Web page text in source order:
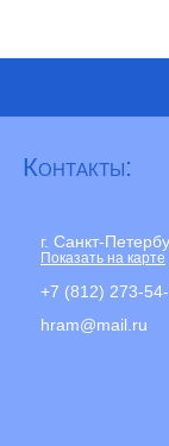
Контакты:
г. Санкт-
Показать на карте
+7 (812) 273-
hram@mail.ru